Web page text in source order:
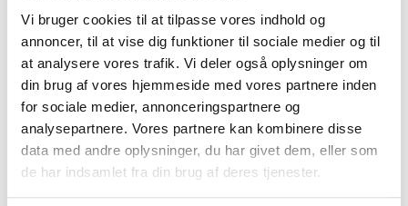
Vi bruger cookies til at tilpasse vores indhold og
annoncer, til at vise dig funktioner til sociale medier og til
at analysere vores trafik. Vi deler også oplysninger om
din brug af vores hjemmeside med vores partnere inden
for sociale medier, annonceringspartnere og
analysepartnere. Vores partnere kan kombinere disse
data med andre oplysninger, du har givet dem, eller som
de har indsamlet fra din brug af deres tjenester.